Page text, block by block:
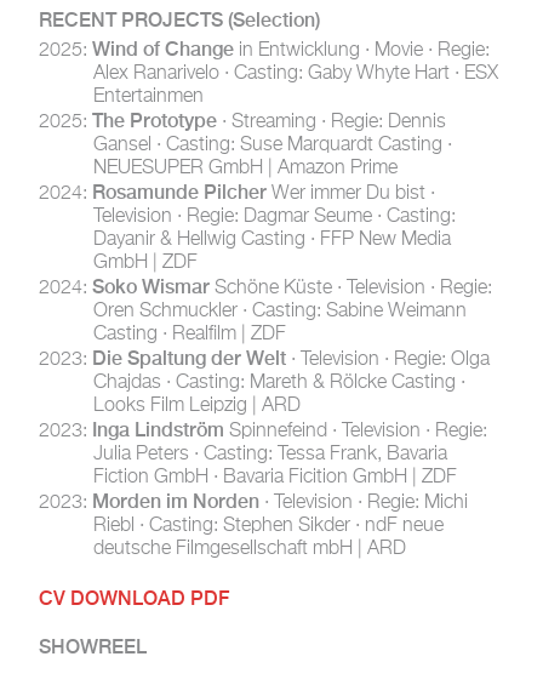
RECENT PROJECTS (Selection)
2025: Wind of Change in Entwicklung · Movie · Regie:
Alex Ranarivelo · Casting: Gaby Whyte Hart · ESX
Entertainmen
2025: The Prototype · Streaming · Regie: Dennis
Gansel · Casting: Suse Marquardt Casting ·
NEUESUPER GmbH | Amazon Prime
2024: Rosamunde Pilcher Wer immer Du bist ·
Television · Regie: Dagmar Seume · Casting:
Dayanir & Hellwig Casting · FFP New Media
GmbH | ZDF
2024: Soko Wismar Schöne Küste · Television · Regie:
Oren Schmuckler · Casting: Sabine Weimann
Casting · Realfilm | ZDF
2023: Die Spaltung der Welt · Television · Regie: Olga
Chajdas · Casting: Mareth & Rölcke Casting ·
Looks Film Leipzig | ARD
2023: Inga Lindström Spinnefeind · Television · Regie:
Julia Peters · Casting: Tessa Frank, Bavaria
Fiction GmbH · Bavaria Ficition GmbH | ZDF
2023: Morden im Norden · Television · Regie: Michi
Riebl · Casting: Stephen Sikder · ndF neue
deutsche Filmgesellschaft mbH | ARD
CV DOWNLOAD PDF
SHOWREEL